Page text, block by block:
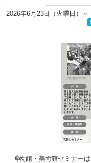
2026年6月23日（火曜日） ～
博物館・美術館セミナー